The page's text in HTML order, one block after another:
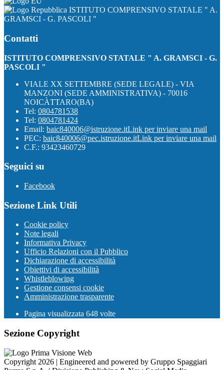
ISTITUTO COMPRENSIVO STATALE " A.
GRAMSCI - G. PASCOLI "
Contatti
ISTITUTO COMPRENSIVO STATALE " A. GRAMSCI - G.
PASCOLI "
VIALE XX SETTEMBRE (SEDE LEGALE) - VIA
MANZONI (SEDE AMMINISTRATIVA) - 70016
NOICÀTTARO(BA)
Tel: 0804781538
Tel: 0804781424
Email: baic840006@istruzione.itLink per inviare una mail
PEC: baic840006@pec.istruzione.itLink per inviare una mail
C.F.: 93423460729
Seguici su
Facebook
Sezione Link Utili
Cookie policy
Note legali
Informativa Privacy
Ufficio Relazioni con il Pubblico
Dichiarazione di accessibilità
Obiettivi di accessibilità
Whistleblowing
Gestione consensi cookie
Amministrazione trasparente
Pagina visualizzata 648 volte
Sezione Copyright
Copyright 2026 | Engineered and powered by Gruppo Spaggiari